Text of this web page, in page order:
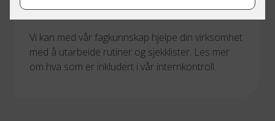
Internkontroll
Vi kan med vår fagkunnskap hjelpe din virksomhet
med å utarbeide rutiner og sjekklister. Les mer
om hva som er inkludert i vår internkontroll.